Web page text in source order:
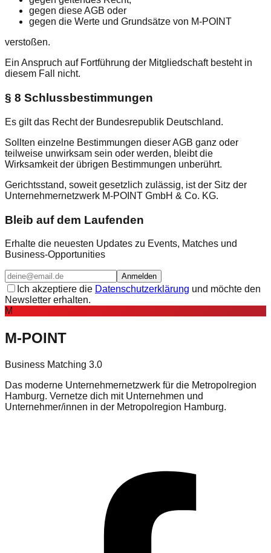
gegen diese AGB oder
gegen die Werte und Grundsätze von M-POINT
verstoßen.
Ein Anspruch auf Fortführung der Mitgliedschaft besteht in
diesem Fall nicht.
§ 8 Schlussbestimmungen
Es gilt das Recht der Bundesrepublik Deutschland.
Sollten einzelne Bestimmungen dieser AGB ganz oder
teilweise unwirksam sein oder werden, bleibt die
Wirksamkeit der übrigen Bestimmungen unberührt.
Gerichtsstand, soweit gesetzlich zulässig, ist der Sitz der
Unternehmernetzwerk M-POINT GmbH & Co. KG.
Bleib auf dem Laufenden
Erhalte die neuesten Updates zu Events, Matches und
Business-Opportunities
Anmelden
Ich akzeptiere die Datenschutzerklärung und möchte den
Newsletter erhalten.
M
M-POINT
Business Matching 3.0
Das moderne Unternehmernetzwerk für die Metropolregion
Hamburg. Vernetze dich mit Unternehmen und
Unternehmer/innen in der Metropolregion Hamburg.